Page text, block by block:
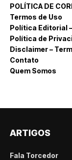
POLÍTICA DE
Termos de Uso
Política Editorial
Política de
Disclaimer –
Contato
Quem Somos
ARTIGOS
Fala Torcedor